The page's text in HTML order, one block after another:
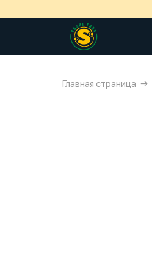
Главная страница